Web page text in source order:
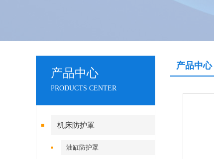
产品中心
PRODUCTS CENTER
机床防护罩
油缸防护罩
产品中心